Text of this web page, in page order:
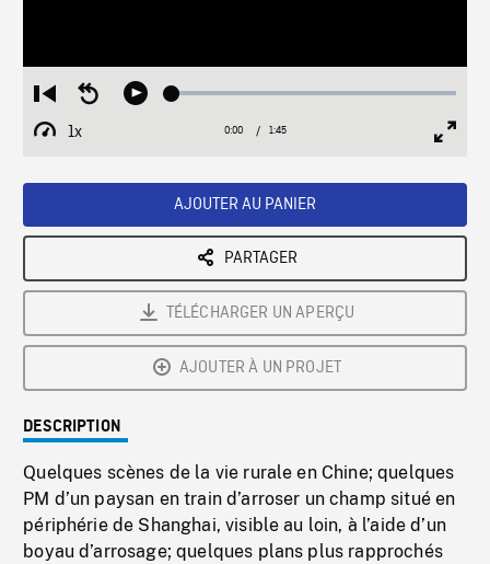
Restart
from
beginning
Seek
Play Loaded:
1x
Playback
Current
0:00 / Duration
1:45
AJOUTER AU PANIER
PARTAGER
TÉLÉCHARGER UN APERÇU
AJOUTER À UN PROJET
DESCRIPTION
Quelques scènes de la vie rurale en Chine; quelques
PM d’un paysan en train d’arroser un champ situé en
périphérie de Shanghai, visible au loin, à l’aide d’un
boyau d’arrosage; quelques plans plus rapprochés